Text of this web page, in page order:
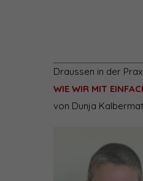
Draussen in der
WIE WIR MIT
von Dunja